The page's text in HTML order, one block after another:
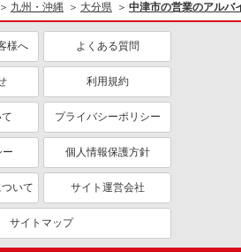
九州・沖縄 大分県 中津市の営業のアルバ
様へ よくある質問
利用規約
プライバシーポリシー
個人情報保護方針
いて サイト運営会社
サイトマップ